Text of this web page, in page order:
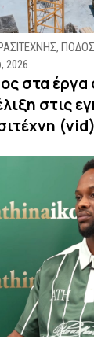
,
2026
στα έργα
στις
(vid)